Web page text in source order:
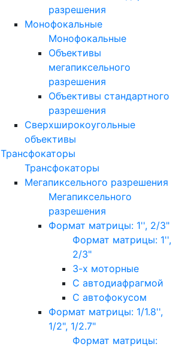
разрешения
Монофокальные
Монофокальные
Объективы
мегапиксельного
разрешения
Объективы стандартного
разрешения
Сверхширокоугольные
объективы
Трансфокаторы
Трансфокаторы
Мегапиксельного разрешения
Мегапиксельного
разрешения
Формат матрицы: 1'', 2/3"
Формат матрицы: 1'',
2/3"
3-х моторные
С автодиафрагмой
С автофокусом
Формат матрицы: 1/1.8'',
1/2", 1/2.7"
Формат матрицы: